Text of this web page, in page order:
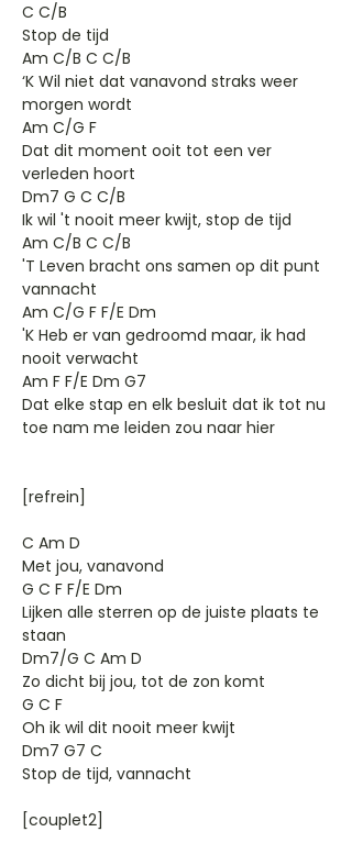
C C/B
Stop de tijd
Am C/B C C/B
‘K Wil niet dat vanavond straks weer
morgen wordt
Am C/G F
Dat dit moment ooit tot een ver
verleden hoort
Dm7 G C C/B
Ik wil 't nooit meer kwijt, stop de tijd
Am C/B C C/B
'T Leven bracht ons samen op dit punt
vannacht
Am C/G F F/E Dm
'K Heb er van gedroomd maar, ik had
nooit verwacht
Am F F/E Dm G7
Dat elke stap en elk besluit dat ik tot nu
toe nam me leiden zou naar hier
[refrein]
C Am D
Met jou, vanavond
G C F F/E Dm
Lijken alle sterren op de juiste plaats te
staan
Dm7/G C Am D
Zo dicht bij jou, tot de zon komt
G C F
Oh ik wil dit nooit meer kwijt
Dm7 G7 C
Stop de tijd, vannacht
[couplet2]